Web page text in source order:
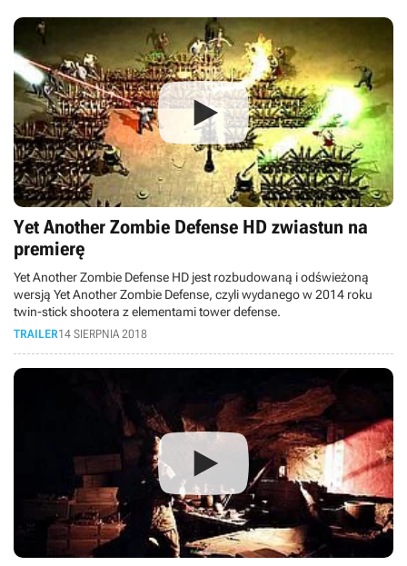
Yet Another Zombie Defense HD zwiastun na
premierę
Yet Another Zombie Defense HD jest rozbudowaną i odświeżoną
wersją Yet Another Zombie Defense, czyli wydanego w 2014 roku
twin-stick shootera z elementami tower defense.
TRAILER14 SIERPNIA 2018